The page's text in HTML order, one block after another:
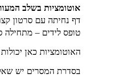
אוטומציות בשלב
דף נחיתה עם סרטון קצר עד 10 דקות. מתחת לסרטון אפשר להירשם
טופס לידים –
האוטומציות כאן
בסדרת המסרים יש